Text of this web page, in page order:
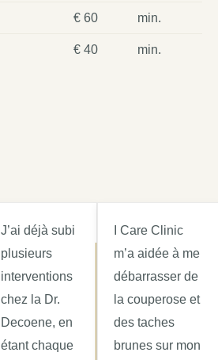
€ 60 min.
€ 40 min.
J’ai déjà subi
plusieurs
interventions
chez la Dr.
Decoene, en
étant chaque
I Care Clinic
m’a aidée à me
débarrasser de
la couperose et
des taches
brunes sur mon